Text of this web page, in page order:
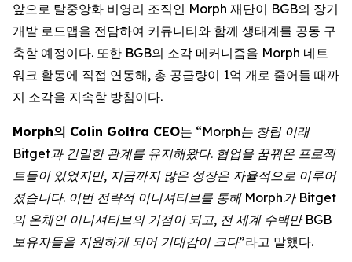
앞으로 탈중앙화 비영리 조직인 Morph 재단이 BGB의 장기
개발 로드맵을 전담하여 커뮤니티와 함께 생태계를 공동 구
축할 예정이다. 또한 BGB의 소각 메커니즘을 Morph 네트
워크 활동에 직접 연동해, 총 공급량이 1억 개로 줄어들 때까
지 소각을 지속할 방침이다.
Morph의 Colin Goltra CEO는 “Morph는 창립 이래
Bitget과 긴밀한 관계를 유지해왔다. 협업을 꿈꿔온 프로젝
트들이 있었지만, 지금까지 많은 성장은 자율적으로 이루어
졌습니다. 이번 전략적 이니셔티브를 통해 Morph가 Bitget
의 온체인 이니셔티브의 거점이 되고, 전 세계 수백만 BGB
보유자들을 지원하게 되어 기대감이 크다”라고 말했다.